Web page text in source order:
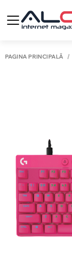
PAGINA PRINCIPALĂ